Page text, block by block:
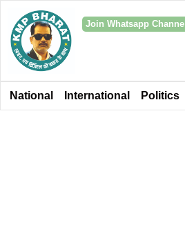
Join Whatsapp Channel
National International Politics